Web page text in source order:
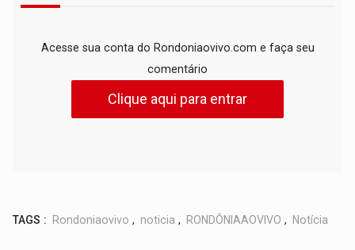
Acesse sua conta do Rondoniaovivo.com e faça seu
comentário
Clique aqui para entrar
TAGS : Rondoniaovivo , noticia , RONDÔNIAAOVIVO , Notícia